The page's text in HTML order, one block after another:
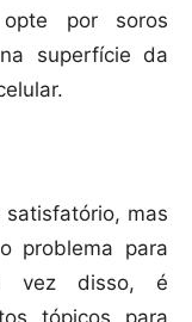
por soros
superfície da
satisfatório, mas
problema para
vez disso, é